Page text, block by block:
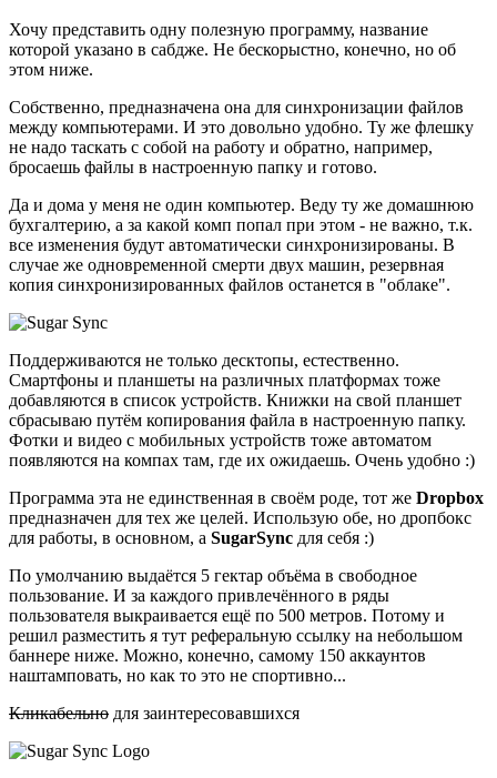
Хочу представить одну полезную программу, название
которой указано в сабдже. Не бескорыстно, конечно, но об
этом ниже.
Собственно, предназначена она для синхронизации файлов
между компьютерами. И это довольно удобно. Ту же флешку
не надо таскать с собой на работу и обратно, например,
бросаешь файлы в настроенную папку и готово.
Да и дома у меня не один компьютер. Веду ту же домашнюю
бухгалтерию, а за какой комп попал при этом - не важно, т.к.
все изменения будут автоматически синхронизированы. В
случае же одновременной смерти двух машин, резервная
копия синхронизированных файлов останется в "облаке".
Поддерживаются не только десктопы, естественно.
Смартфоны и планшеты на различных платформах тоже
добавляются в список устройств. Книжки на свой планшет
сбрасываю путём копирования файла в настроенную папку.
Фотки и видео с мобильных устройств тоже автоматом
появляются на компах там, где их ожидаешь. Очень удобно :)
Программа эта не единственная в своём роде, тот же Dropbox
предназначен для тех же целей. Использую обе, но дропбокс
для работы, в основном, а SugarSync для себя :)
По умолчанию выдаётся 5 гектар объёма в свободное
пользование. И за каждого привлечённого в ряды
пользователя выкраивается ещё по 500 метров. Потому и
решил разместить я тут реферальную ссылку на небольшом
баннере ниже. Можно, конечно, самому 150 аккаунтов
наштамповать, но как то это не спортивно...
Кликабельно для заинтересовавшихся